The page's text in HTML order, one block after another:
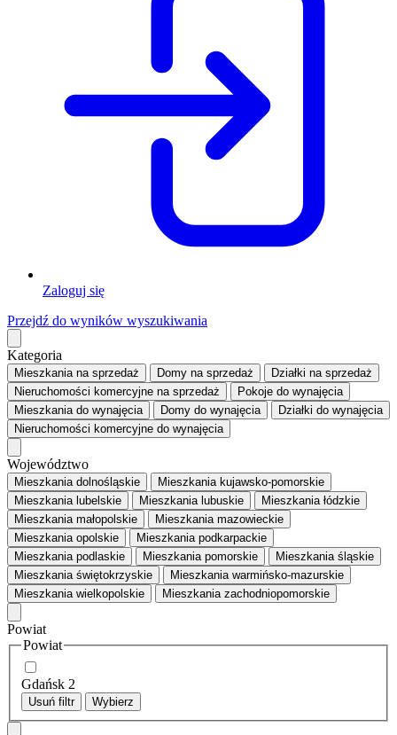
Zaloguj się
Przejdź do wyników wyszukiwania
Kategoria
Mieszkaniana sprzedaż Domy na sprzedaż Działki na sprzedaż
Nieruchomości komercyjne na sprzedaż Pokoje do wynajęcia
Mieszkaniado wynajęcia Domy do wynajęcia Działki do wynajęcia
Nieruchomości komercyjne do wynajęcia
Województwo
Mieszkania dolnośląskie
Mieszkania kujawsko-pomorskie
Mieszkania lubelskie
Mieszkania lubuskie
Mieszkania łódzkie
Mieszkania małopolskie
Mieszkania mazowieckie
Mieszkania opolskie
Mieszkania podkarpackie
Mieszkania podlaskie
Mieszkania pomorskie
Mieszkania śląskie
Mieszkania świętokrzyskie
Mieszkania warmińsko-mazurskie
Mieszkania wielkopolskie
Mieszkania zachodniopomorskie
Powiat
Powiat
Gdańsk 2
Usuń filtr Wybierz